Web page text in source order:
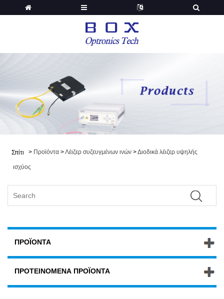
Σπίτι > Προϊόντα >Λέιζερ συζευγμένων ινών >Διοδικά λέιζερ υψηλής
ισχύος
ΠΡΟΪΌΝΤΑ
ΠΡΟΤΕΙΝΌΜΕΝΑ ΠΡΟΪΌΝΤΑ